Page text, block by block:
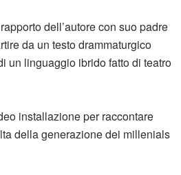
dell’autore con suo padre
da un testo drammaturgico
un linguaggio ibrido fatto di teatro
installazione per raccontare
della generazione dei millenials